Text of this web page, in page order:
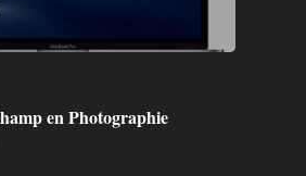
en Photographie